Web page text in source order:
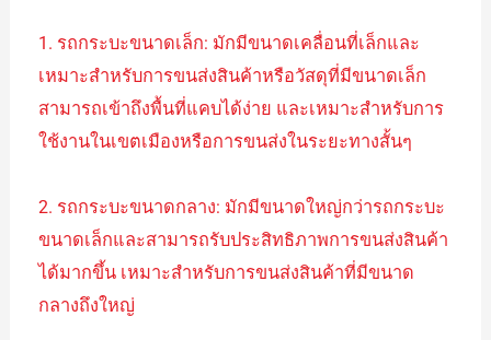
1. รถกระบะขนาดเล็ก: มักมีขนาดเคลื่อนที่เล็กและ
เหมาะสำหรับการขนส่งสินค้าหรือวัสดุที่มีขนาดเล็ก
สามารถเข้าถึงพื้นที่แคบได้ง่าย และเหมาะสำหรับการ
ใช้งานในเขตเมืองหรือการขนส่งในระยะทางสั้นๆ
2. รถกระบะขนาดกลาง: มักมีขนาดใหญ่กว่ารถกระบะ
ขนาดเล็กและสามารถรับประสิทธิภาพการขนส่งสินค้า
ได้มากขึ้น เหมาะสำหรับการขนส่งสินค้าที่มีขนาด
กลางถึงใหญ่